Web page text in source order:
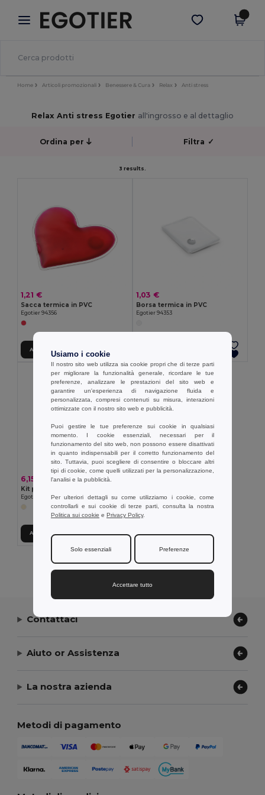
× App Egotier
Prezzi migliori sull'app!
Scarica app
Home Articoli promozionali Benessere & Cura Relax Anti stress
Relax Anti stress Egotier all'ingrosso e al dettaglio
Ordina per Filtra ✓
3 results.
1,21 €
Sacca termica in PVC
Egotier 94356
Aggiungi al carrello
1,03 €
Borsa termica in PVC
Egotier 94353
6,15 €
Kit per spa
Egotier 95063
Aggiungi al carrello
Visualizzazione Di Tutti I Prodotti.
Contattaci
Aiuto or Assistenza
La nostra azienda
Metodi di pagamento
Usiamo i cookie
Il nostro sito web utilizza sia cookie propri che di terze parti
per migliorare la funzionalità generale, ricordare le tue
preferenze, analizzare le prestazioni del sito web e
garantire un'esperienza di navigazione fluida e
personalizzata, compresi contenuti su misura, interazioni
ottimizzate con il nostro sito web e pubblicità.
Puoi gestire le tue preferenze sui cookie in qualsiasi
momento. I cookie essenziali, necessari per il
funzionamento del sito web, non possono essere disattivati
in quanto indispensabili per il corretto funzionamento del
sito. Tuttavia, puoi scegliere di consentire o bloccare altri
tipi di cookie, come quelli utilizzati per la personalizzazione,
l'analisi e la pubblicità.
Per ulteriori dettagli su come utilizziamo i cookie, come
controllarli e sui cookie di terze parti, consulta la nostra
Politica sui cookie e Privacy Policy.
Solo essenziali Preferenze
Accettare tutto